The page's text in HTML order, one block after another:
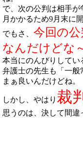
で、次の公判は相手
月かかるため9月末に
でもさ、 今回の
なんだけどな
本当にのんびりしてい
弁護士の先生も「一
まぁ良いんだけどね。
しかし、やはり 裁
思うのは、決して間違